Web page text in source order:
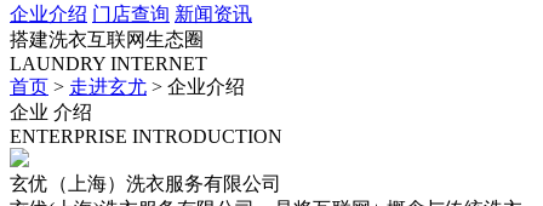
企业介绍 门店查询 新闻资讯
搭建洗衣互联网生态圈
LAUNDRY INTERNET
首页 > 走进玄尤 > 企业介绍
企业 介绍
ENTERPRISE INTRODUCTION
玄优（上海）洗衣服务有限公司